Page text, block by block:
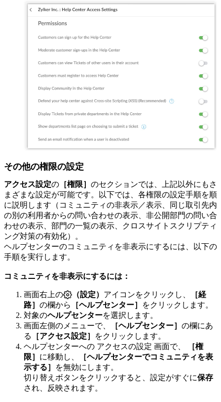
その他の権限の設定
アクセス設定の ［権限］ のセクションでは、上記以外にもさ
まざまな設定が可能です。以下では、各権限の設定手順を順
に説明します（コミュニティの非表示／表示、同じ取引先内
の別の利用者からの問い合わせの表示、非公開部門の問い合
わせの表示、部門の一覧の表示、クロスサイトスクリプティ
ング対策の有効化）。
ヘルプセンターのコミュニティを非表示にするには、以下の
手順を実行します。
コミュニティを非表示にするには：
画面右上の （設定） アイコンをクリックし、
［経
路］ の欄から ［ヘルプセンター］
をクリックします。
対象のヘルプセンターを選択します。
画面左側のメニューで、
［ヘルプセンター］ の欄にあ
る
［アクセス設定］
をクリックします。
ヘルプセンターへの アクセスの設定 画面で、
［権
限］ に移動し、
［ヘルプセンターでコミュニティを表
示する］
を無効にします。
切り替えボタンをクリックすると、設定がすぐに保存
され、反映されます。